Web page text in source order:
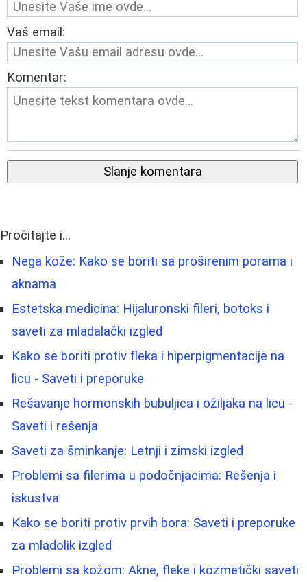
Vaš email:
Komentar:
Slanje komentara
Pročitajte i...
Nega kože: Kako se boriti sa proširenim porama i
aknama
Estetska medicina: Hijaluronski fileri, botoks i
saveti za mladalački izgled
Kako se boriti protiv fleka i hiperpigmentacije na
licu - Saveti i preporuke
Rešavanje hormonskih bubuljica i ožiljaka na licu -
Saveti i rešenja
Saveti za šminkanje: Letnji i zimski izgled
Problemi sa filerima u podočnjacima: Rešenja i
iskustva
Kako se boriti protiv prvih bora: Saveti i preporuke
za mladolik izgled
Problemi sa kožom: Akne, fleke i kozmetički saveti